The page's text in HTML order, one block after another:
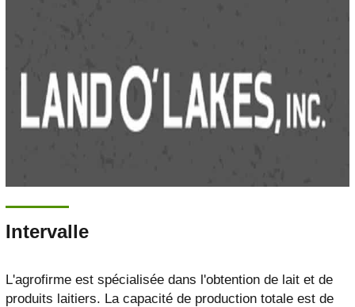
Intervalle
L'agrofirme est spécialisée dans l'obtention de lait et de
produits laitiers. La capacité de production totale est de